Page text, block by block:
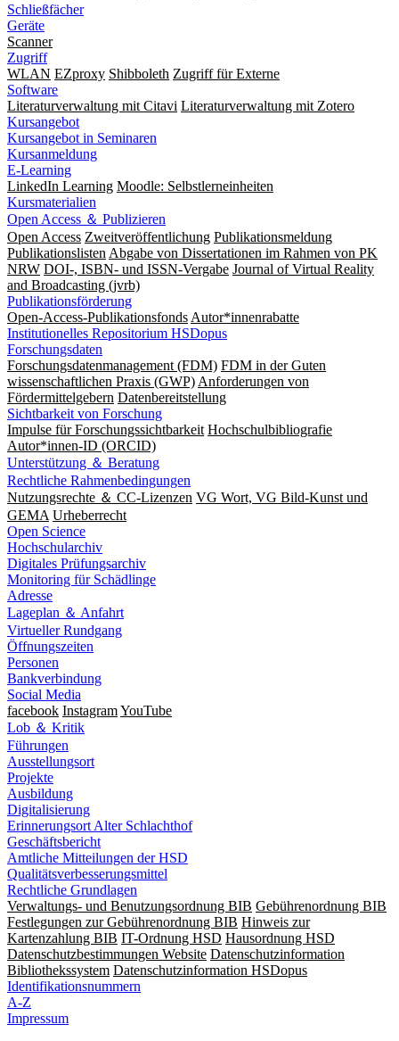
Schließfächer
Geräte
Scanner
Zugriff
WLAN EZproxy Shibboleth Zugriff für Externe
Software
Literaturverwaltung mit Citavi Literaturverwaltung mit Zotero
Kursangebot
Kursangebot in Seminaren
Kursanmeldung
E-Learning
LinkedIn Learning Moodle: Selbstlerneinheiten
Kursmaterialien
Open Access ＆ Publizieren
Open Access Zweitveröffentlichung Publikationsmeldung
Publikationslisten Abgabe von Dissertationen im Rahmen von PK
NRW DOI-, ISBN- und ISSN-Vergabe Journal of Virtual Reality
and Broadcasting (jvrb)
Publikationsförderung
Open-Access-Publikationsfonds Autor*innenrabatte
Institutionelles Repositorium HSDopus
Forschungsdaten
Forschungsdatenmanagement (FDM) FDM in der Guten
wissenschaftlichen Praxis (GWP) Anforderungen von
Fördermittelgebern Datenbereitstellung
Sichtbarkeit von Forschung
Impulse für Forschungssichtbarkeit Hochschulbibliografie
Autor*innen-ID (ORCID)
Unterstützung ＆ Beratung
Rechtliche Rahmenbedingungen
Nutzungsrechte ＆ CC-Lizenzen VG Wort, VG Bild-Kunst und
GEMA Urheberrecht
Open Science
Hochschularchiv
Digitales Prüfungsarchiv
Monitoring für Schädlinge
Adresse
Lageplan ＆ Anfahrt
Virtueller Rundgang
Öffnungszeiten
Personen
Bankverbindung
Social Media
facebook InstagramYouTube
Lob ＆ Kritik
Führungen
Ausstellungsort
Projekte
Ausbildung
Digitalisierung
Erinnerungsort Alter Schlachthof
Geschäftsbericht
Amtliche Mitteilungen der HSD
Qualitätsverbesserungsmittel
Rechtliche Grundlagen
Verwaltungs- und Benutzungsordnung BIB Gebührenordnung BIB
Festlegungen zur Gebührenordnung BIB Hinweis zur
Kartenzahlung BIB IT-Ordnung HSD Hausordnung HSD
Datenschutzbestimmungen Website Datenschutzinformation
Bibliothekssystem Datenschutzinformation HSDopus
Identifikationsnummern
A-Z
Impressum